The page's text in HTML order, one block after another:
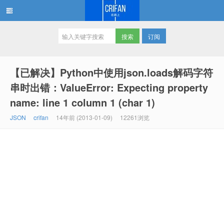
订阅
【已解决】Python中使用json.loads解码字符
串时出错：ValueError: Expecting property
name: line 1 column 1 (char 1)
JSON crifan 14年前 (2013-01-09) 12261浏览